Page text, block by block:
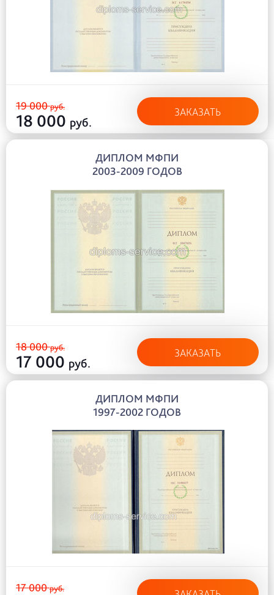
19 000руб.
18 000 руб.
ЗАКАЗАТЬ
ДИПЛОМ МФПИ
2003-2009 ГОДОВ
18 000руб.
17 000 руб.
ЗАКАЗАТЬ
ДИПЛОМ МФПИ
1997-2002 ГОДОВ
17 000руб.